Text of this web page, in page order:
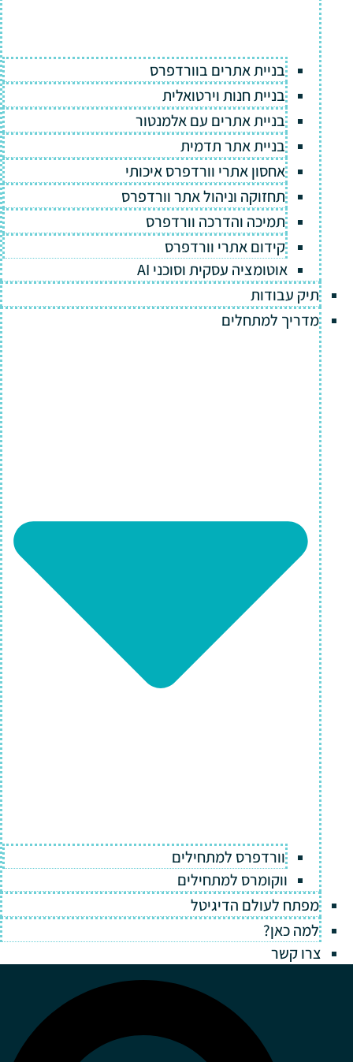
בניית אתרים בוורדפרס
בניית חנות וירטואלית
בניית אתרים עם אלמנטור
בניית אתר תדמית
אחסון אתרי וורדפרס איכותי
תחזוקה וניהול אתר וורדפרס
תמיכה והדרכה וורדפרס
קידום אתרי וורדפרס
אוטומציה עסקית וסוכני AI
תיק עבודות
מדריך למתחלים
וורדפרס למתחילים
ווקומרס למתחילים
מפתח לעולם הדיגיטל
למה כאן?
צרו קשר